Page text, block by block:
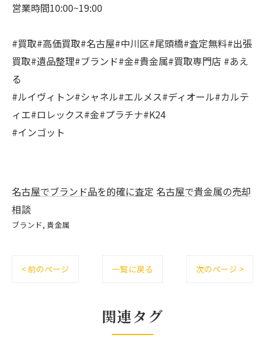
営業時間10:00~19:00
#買取#高価買取#名古屋#中川区#尾頭橋#査定無料#出張
買取#遺品整理#ブランド#金#貴金属#買取専門店 #あえ
る
#ルイヴィトン#シャネル#エルメス#ディオール#カルテ
ィエ#ロレックス#金#プラチナ#K24
#インゴット
名古屋でブランド品を的確に査定 名古屋で貴金属の売却
相談
ブランド 貴金属
< 前のページ 一覧に戻る 次のページ >
関連タグ